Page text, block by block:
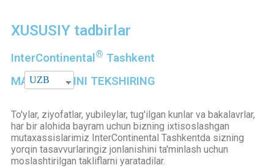
UZB
XUSUSIY tadbirlar
InterContinental ® Tashkent
MAVJUDLIGINI TEKSHIRING
To'ylar, ziyofatlar, yubileylar, tug'ilgan kunlar va bakalavrlar,
har bir alohida bayram uchun bizning ixtisoslashgan
mutaxassislarimiz InterContinental Tashkentda sizning
yorqin tasavvurlaringiz jonlanishini ta'minlash uchun
moslashtirilgan takliflarni yaratadilar.